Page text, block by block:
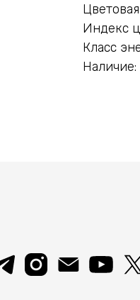
Индекс
Класс
Наличие: